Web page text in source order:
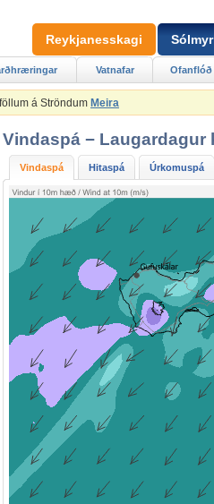
á Ströndum Meira
Vindaspá − Laugardagur
Vindaspá Hitaspá Úrkomuspá
Vatnafar Ofanflóð
Reykjanesskagi